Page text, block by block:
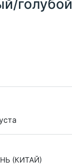
голубой
(КИТАЙ)